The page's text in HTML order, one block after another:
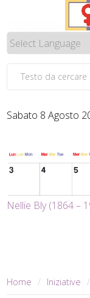
Sabato 8 Agosto
Nellie Bly (1864 –
Home Iniziative